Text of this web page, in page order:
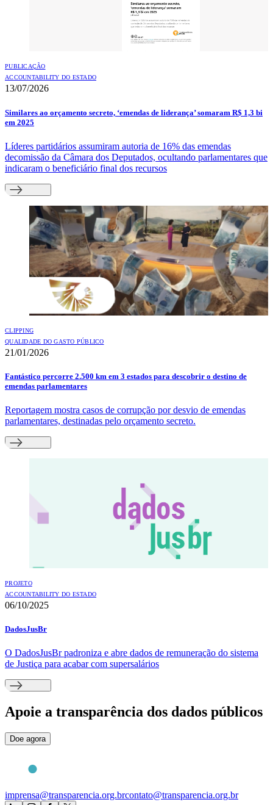
PUBLICAÇÃO
ACCOUNTABILITY DO ESTADO
13/07/2026
Similares ao orçamento secreto, ‘emendas de liderança’ somaram R$ 1,3 bi
em 2025
Líderes partidários assumiram autoria de 16% das emendas
decomissão da Câmara dos Deputados, ocultando parlamentares que
indicaram o beneficiário final dos recursos
CLIPPING
QUALIDADE DO GASTO PÚBLICO
21/01/2026
Fantástico percorre 2.500 km em 3 estados para descobrir o destino de
emendas parlamentares
Reportagem mostra casos de corrupção por desvio de emendas
parlamentares, destinadas pelo orçamento secreto.
PROJETO
ACCOUNTABILITY DO ESTADO
06/10/2025
DadosJusBr
O DadosJusBr padroniza e abre dados de remuneração do sistema
de Justiça para acabar com supersalários
Apoie a transparência dos dados públicos
Doe agora
imprensa@transparencia.org.brcontato@transparencia.org.br